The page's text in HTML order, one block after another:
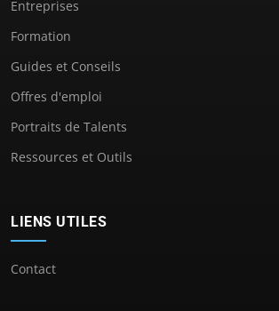
Entreprises
Formation
Guides et Conseils
Offres d'emploi
Portraits de Talents
Ressources et Outils
LIENS UTILES
Contact